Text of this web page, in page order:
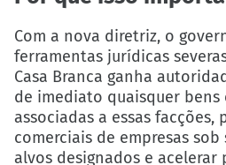
Com a nova diretriz, o
ferramentas jurídicas
Casa Branca ganha
de imediato quaisquer bens
associadas a essas
comerciais de empresas
alvos designados e acelerar